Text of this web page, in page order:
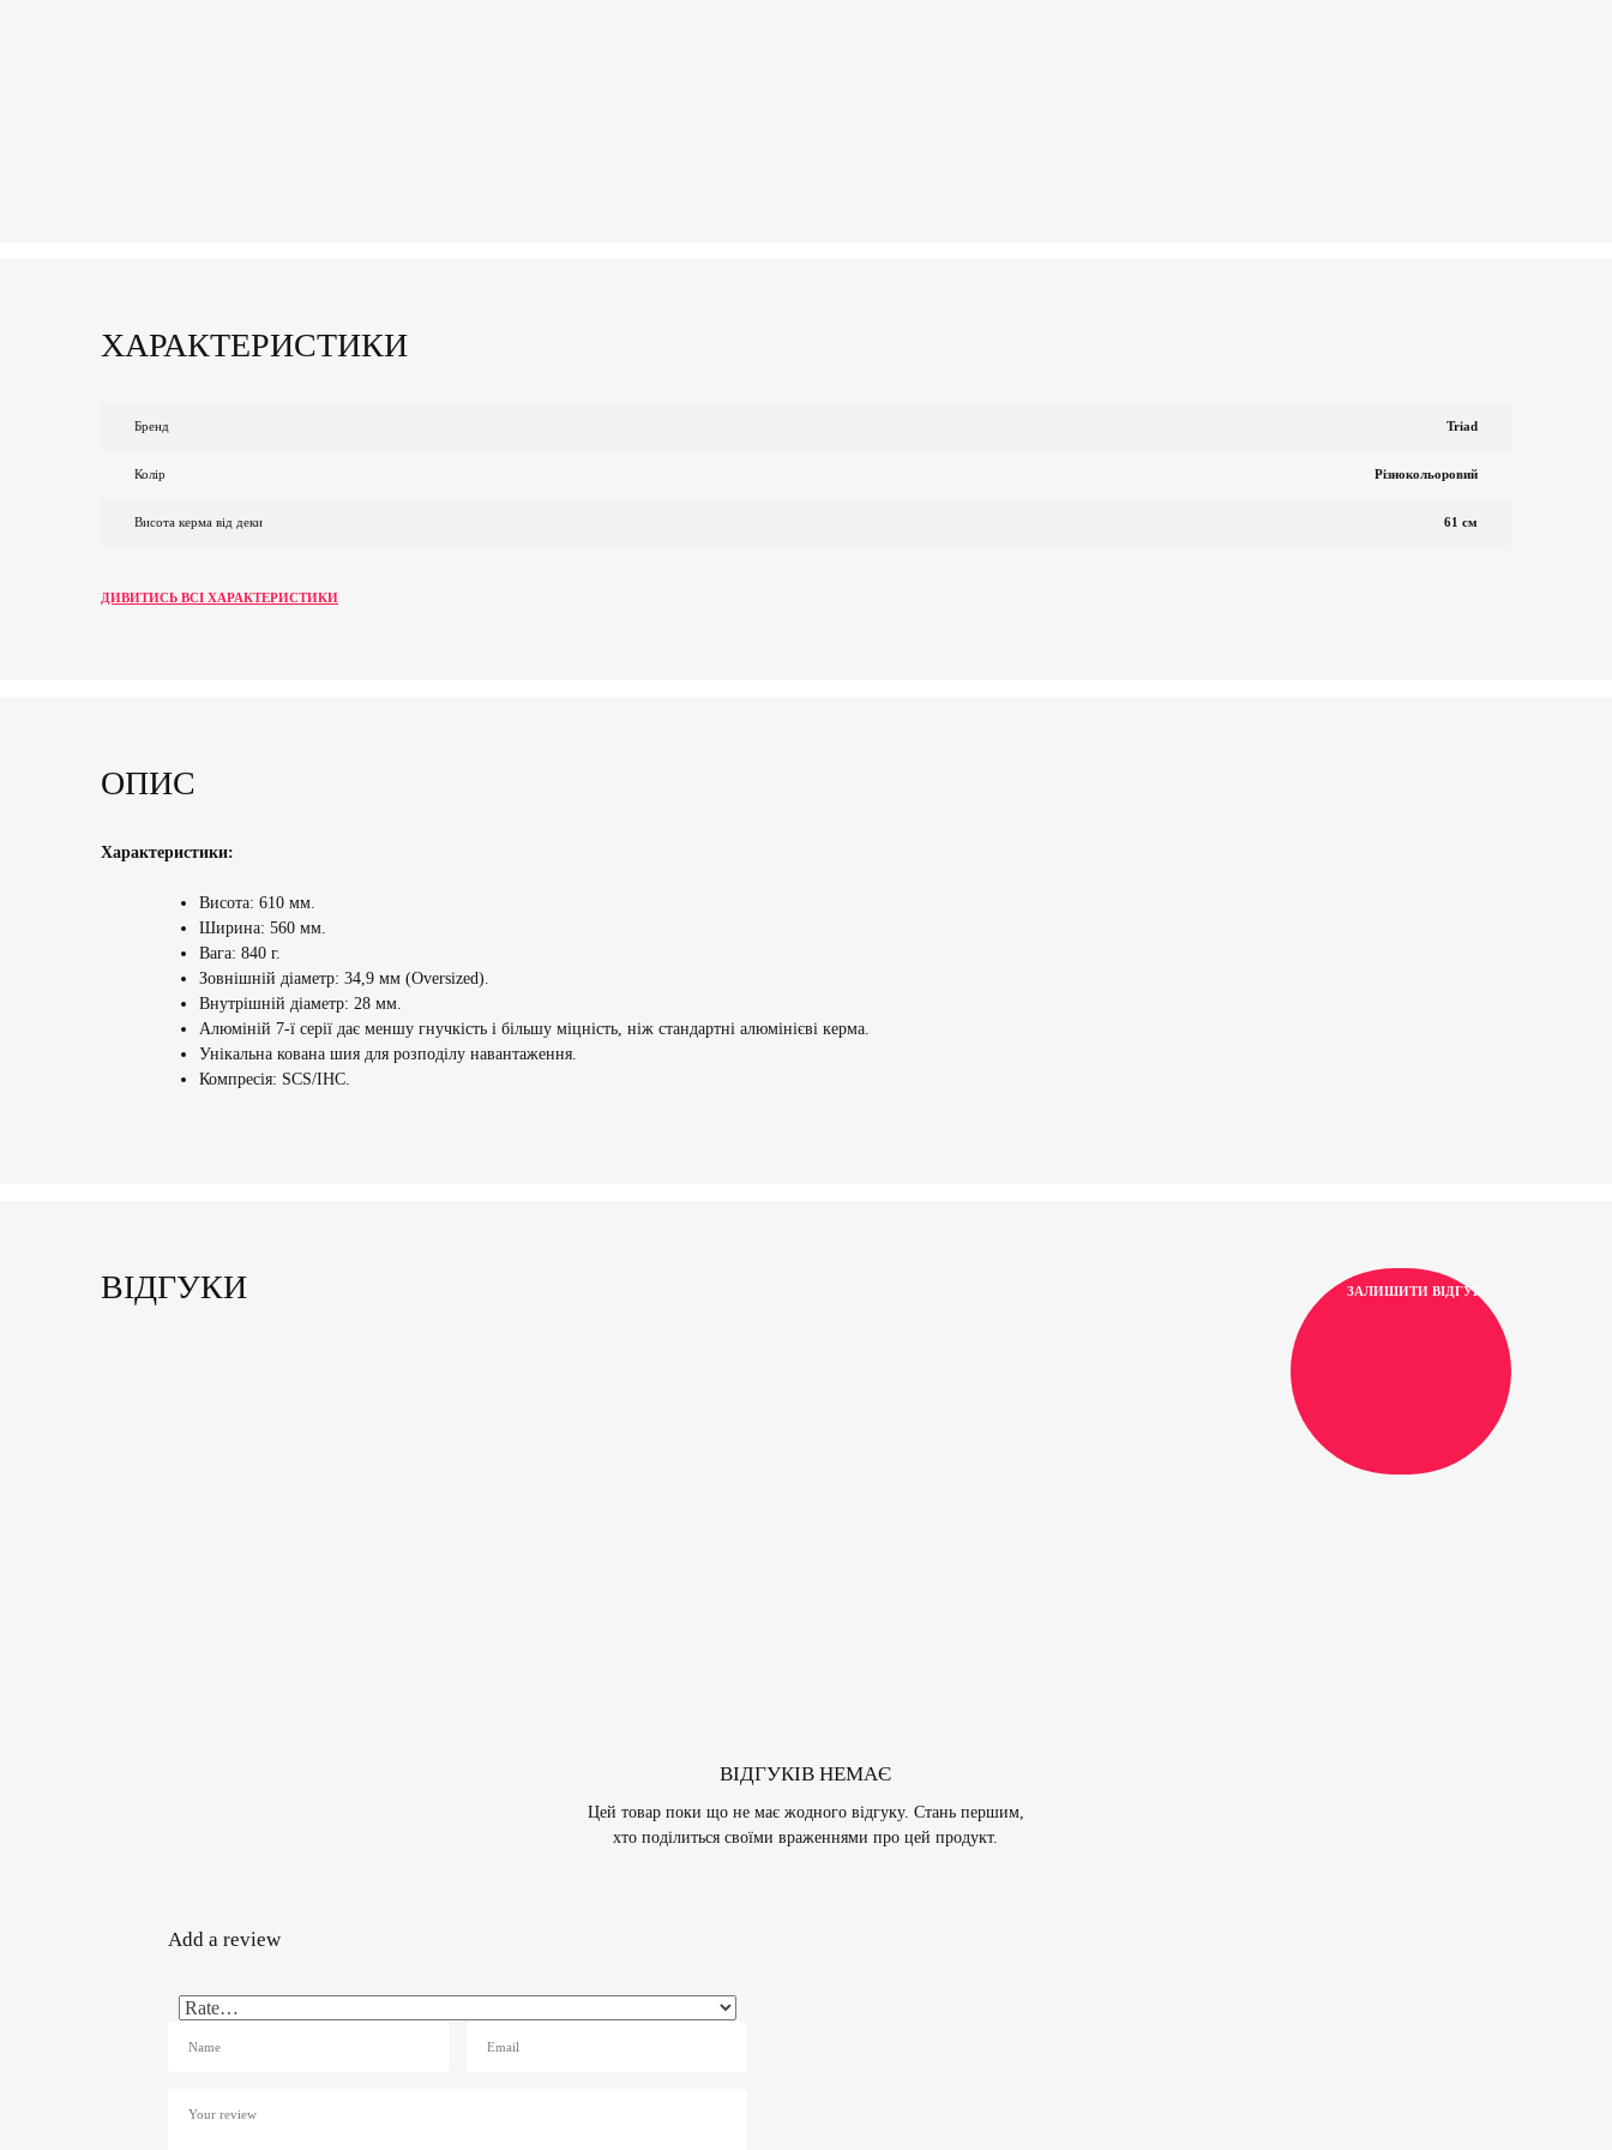
ХАРАКТЕРИСТИКИ
Бренд Triad
Колір Різнокольоровий
Висота керма від деки 61 см
ДИВИТИСЬ ВСІ ХАРАКТЕРИСТИКИ
ОПИС
Характеристики:
Висота: 610 мм.
Ширина: 560 мм.
Вага: 840 г.
Зовнішній діаметр: 34,9 мм (Oversized).
Внутрішній діаметр: 28 мм.
Алюміній 7-ї серії дає меншу гнучкість і більшу міцність, ніж стандартні алюмінієві керма.
Унікальна кована шия для розподілу навантаження.
Компресія: SCS/IHC.
ВІДГУКИ ЗАЛИШИТИ ВІДГУК
ВІДГУКІВ НЕМАЄ
Цей товар поки що не має жодного відгуку. Стань першим,
хто поділиться своїми враженнями про цей продукт.
Add a review